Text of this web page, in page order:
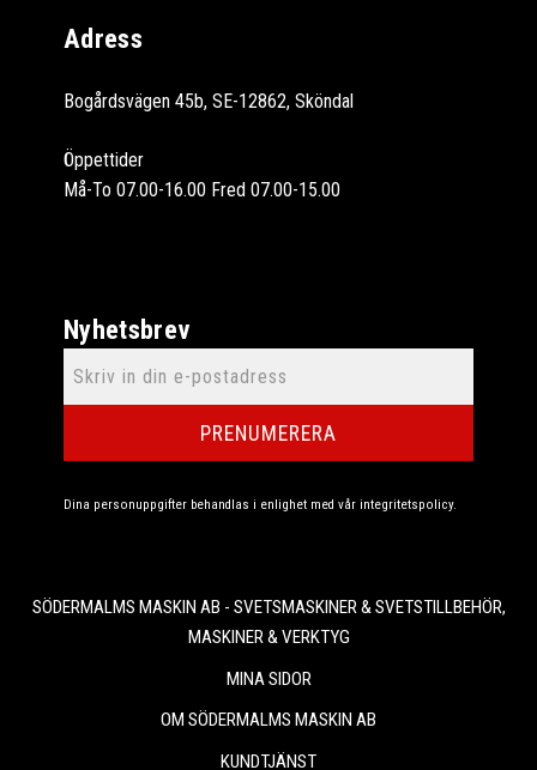
Adress
Bogårdsvägen 45b, SE-12862, Sköndal
Öppettider
Må-To 07.00-16.00 Fred 07.00-15.00
Nyhetsbrev
PRENUMERERA
Dina personuppgifter behandlas i enlighet med vår integritetspolicy.
SÖDERMALMS MASKIN AB - SVETSMASKINER & SVETSTILLBEHÖR,
MASKINER & VERKTYG
MINA SIDOR
OM SÖDERMALMS MASKIN AB
KUNDTJÄNST